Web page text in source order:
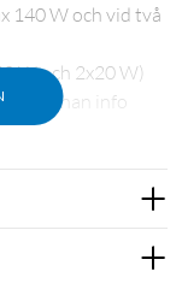
140 W och vid två
W och 2x20 W)
annan info